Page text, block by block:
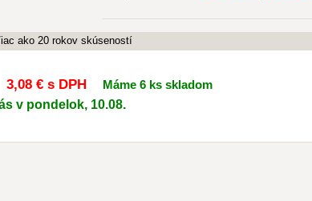
3,08 € s DPH Máme 6 ks skladom
v pondelok, 10.08.